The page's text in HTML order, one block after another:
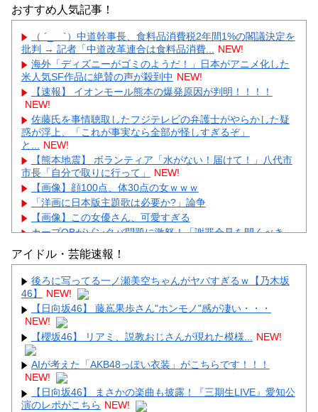
おすすめ人気記事！
（ ´_ゝ`）中道幹事長、食料品消費税2年間1%の閣議決定を
批判 → 記者「中道改革連合は食料品消費...
NEW!
海外「ディズニーがゴミのようだ！」日本がアニメ化した
米人気SF作品に絶賛の声が殺到中 NEW!
【速報】 イオンモール熊本の爆発原因が判明！！！！
NEW!
佐藤氏を事情聴取したフジテレビの弁護士がやらかした疑
惑が浮上、「これが事実なら全部が怪しすぎるぞ」
と...
NEW!
【熊本地震】 ボランティア「水がない！届けて！」八代市
市長「自分で取りに行って」
NEW!
【画像】顔100点、体30点の女ｗｗｗ
「洋画に日本版主題歌は必要か?」論争
【画像】この女優さん、可愛すぎる
カープOBがゾンタバ問題に激怒！「謝罪会見を開くべき」
【画像】顔100点、体30点の女ｗｗｗ
Powered by livedoor 相互RSS
アイドル・芸能速報！
後ろに写ってる一ノ瀬美空ちゃんがヤバすぎるｗ【乃木坂
46】
NEW!
【日向坂46】 藤嶌果歩さん"ホンモノ"感が凄い・・・
NEW!
【櫻坂46】 リアミ、説教おじさんが現れた模様...
NEW!
AIが考えた「AKB48っぽい衣装」がこちらです！！！
NEW!
【日向坂46】 まさかの楽曲も披露！『三期生LIVE』愛知公
演のレポがこちら NEW!